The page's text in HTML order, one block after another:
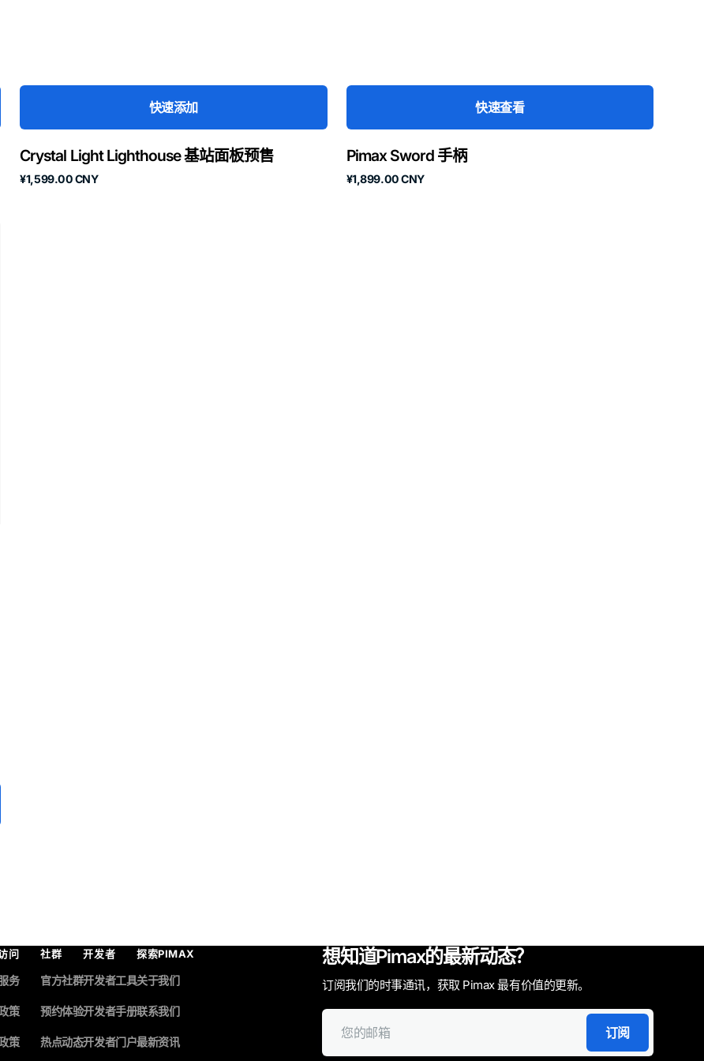
快速添加
Crystal Light Lighthouse 基站面板预售
原
¥1,599.00 CNY
快速查看
Pimax Sword 手柄
原
¥1,899.00 CNY
问
务
策
策
社群
官方社群
预约体验
热点动态
开发者
开发者工具
开发者手册
开发者门户
探索PIMAX
关于我们
联系我们
最新资讯
想知道Pimax的最新动态？
订阅我们的时事通讯，获取 Pimax 最有价值的更新。
您
订阅